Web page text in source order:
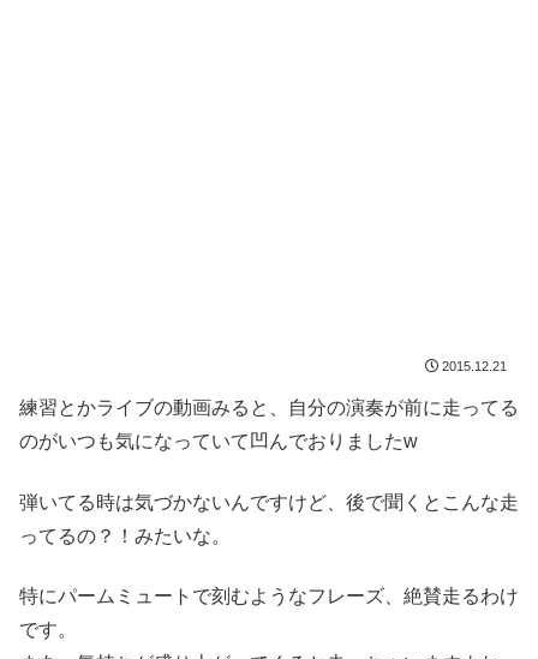
2015.12.21
練習とかライブの動画みると、自分の演奏が前に走ってる
のがいつも気になっていて凹んでおりましたw
弾いてる時は気づかないんですけど、後で聞くとこんな走
ってるの？！みたいな。
特にパームミュートで刻むようなフレーズ、絶賛走るわけ
です。